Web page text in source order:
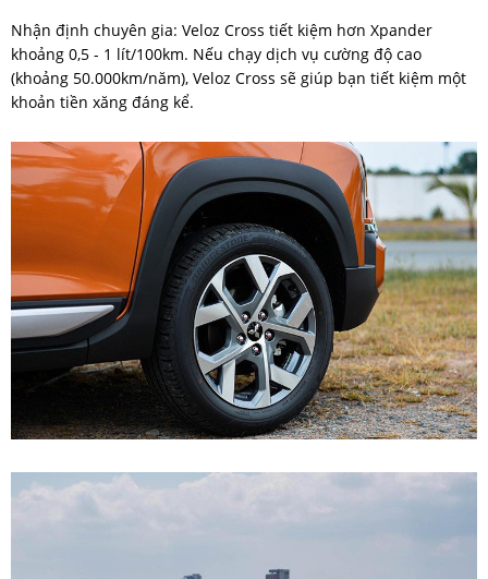
Nhận định chuyên gia: Veloz Cross tiết kiệm hơn Xpander
khoảng 0,5 - 1 lít/100km. Nếu chạy dịch vụ cường độ cao
(khoảng 50.000km/năm), Veloz Cross sẽ giúp bạn tiết kiệm một
khoản tiền xăng đáng kể.